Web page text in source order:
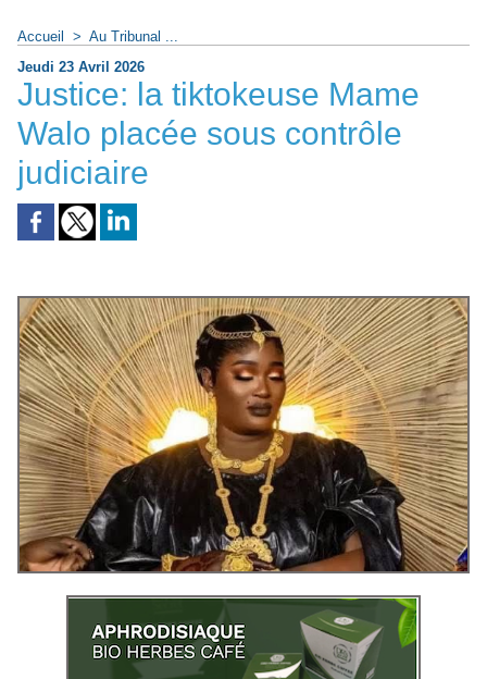
Accueil > Au Tribunal ...
Jeudi 23 Avril 2026
Justice: la tiktokeuse Mame
Walo placée sous contrôle
judiciaire